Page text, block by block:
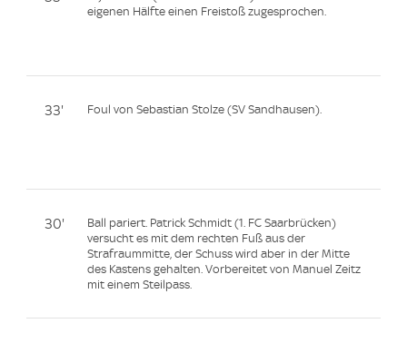
eigenen Hälfte einen Freistoß zugesprochen.
33' Foul von Sebastian Stolze (SV Sandhausen).
30'
Ball pariert. Patrick Schmidt (1. FC Saarbrücken)
versucht es mit dem rechten Fuß aus der
Strafraummitte, der Schuss wird aber in der Mitte
des Kastens gehalten. Vorbereitet von Manuel Zeitz
mit einem Steilpass.